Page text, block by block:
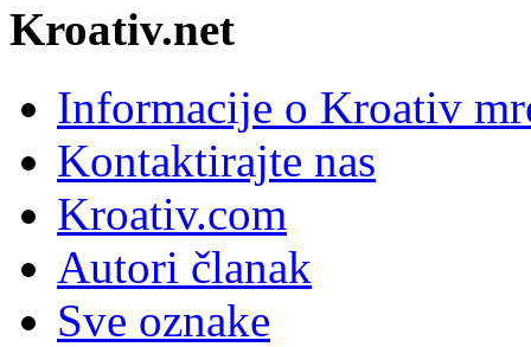
Kroativ.net
Informacije o Kroativ
Kontaktirajte nas
Kroativ.com
Autori članak
Sve oznake